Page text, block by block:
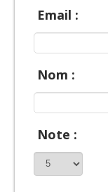
Email :
Nom :
Note :